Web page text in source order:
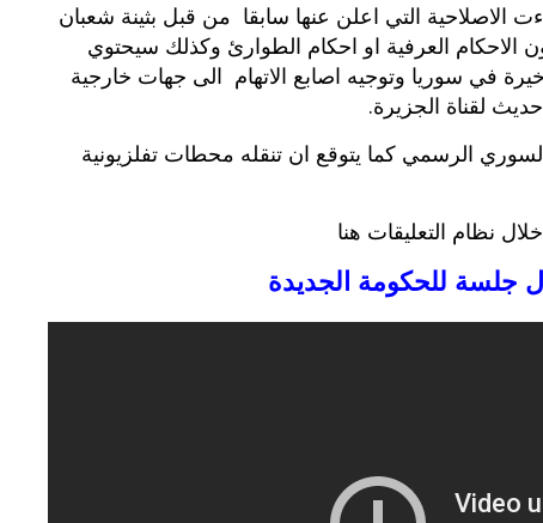
الاصلاحية التي اعلن عنها سابقا من قبل بثينة شعبان
الاحكام العرفية او احكام الطوارئ وكذلك سيحتوي
للاحداث الاخيرة في سوريا وتوجيه اصابع الاتهام الى جهات خارجية
لقناة الجزيرة.
الرسمي كما يتوقع ان تنقله محطات تفلزيونية
نظام التعليقات هنا
جلسة للحكومة الجديدة